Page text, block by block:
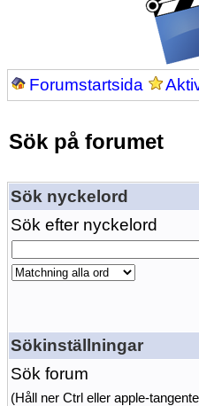
Forumstartsida
Sök på forumet
Sök nyckelord
Sök efter nyckelord
Sökinställningar
Sök forum
(Håll ner Ctrl eller apple-